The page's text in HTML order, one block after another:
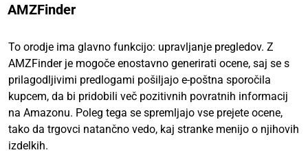
AMZFinder
To orodje ima glavno funkcijo: upravljanje pregledov. Z
AMZFinder je mogoče enostavno generirati ocene, saj se s
prilagodljivimi predlogami pošiljajo e-poštna sporočila
kupcem, da bi pridobili več pozitivnih povratnih informacij
na Amazonu. Poleg tega se spremljajo vse prejete ocene,
tako da trgovci natančno vedo, kaj stranke menijo o njihovih
izdelkih.